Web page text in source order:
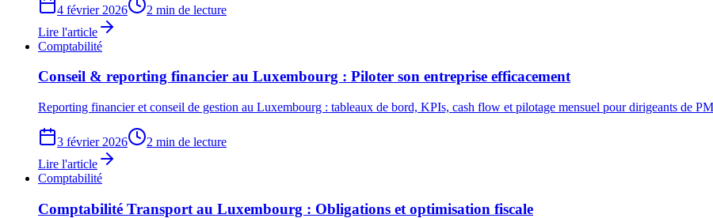
4 février 2026
2 min de lecture
Lire l'article
Comptabilité
Conseil & reporting financier au Luxembourg : Piloter son entreprise efficacement
Reporting financier et conseil de gestion au Luxembourg : tableaux de bord, KPIs, cash flow et pilotage mensuel pour dirigeants de
3 février 2026
2 min de lecture
Lire l'article
Comptabilité
Comptabilité Transport au Luxembourg : Obligations et optimisation fiscale